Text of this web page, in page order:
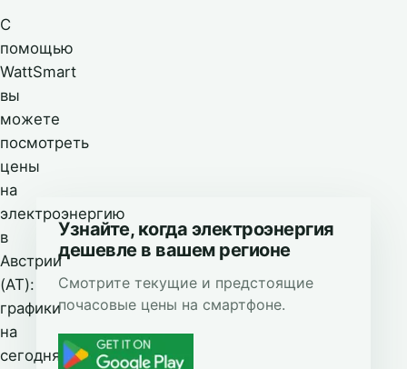
С
помощью
WattSmart
вы
можете
посмотреть
цены
на
электроэнергию
в
Австрии
(AT):
графики
на
сегодня
Узнайте, когда электроэнергия
дешевле в вашем регионе
Смотрите текущие и предстоящие
почасовые цены на смартфоне.